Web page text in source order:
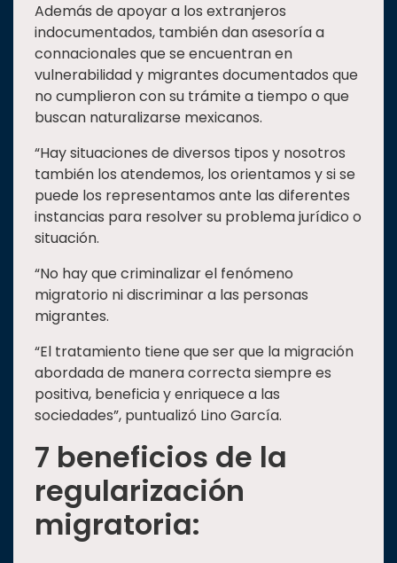
Además de apoyar a los extranjeros
indocumentados, también dan asesoría a
connacionales que se encuentran en
vulnerabilidad y migrantes documentados que
no cumplieron con su trámite a tiempo o que
buscan naturalizarse mexicanos.
“Hay situaciones de diversos tipos y nosotros
también los atendemos, los orientamos y si se
puede los representamos ante las diferentes
instancias para resolver su problema jurídico o
situación.
“No hay que criminalizar el fenómeno
migratorio ni discriminar a las personas
migrantes.
“El tratamiento tiene que ser que la migración
abordada de manera correcta siempre es
positiva, beneficia y enriquece a las
sociedades”, puntualizó Lino García.
7 beneficios de la
regularización
migratoria: